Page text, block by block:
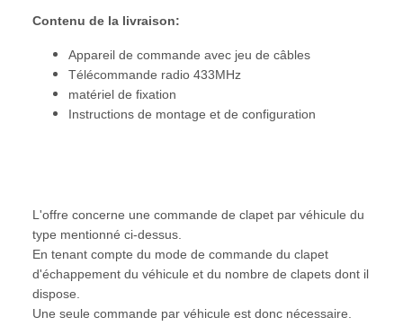
Contenu de la livraison:
Appareil de commande avec jeu de câbles
Télécommande radio 433MHz
matériel de fixation
Instructions de montage et de configuration
L'offre concerne une commande de clapet par véhicule du
type mentionné ci-dessus.
En tenant compte du mode de commande du clapet
d'échappement du véhicule et du nombre de clapets dont il
dispose.
Une seule commande par véhicule est donc nécessaire.